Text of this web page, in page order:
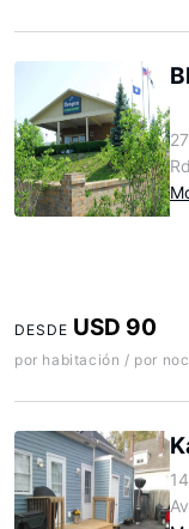
DESDE USD 90
por habitación / por